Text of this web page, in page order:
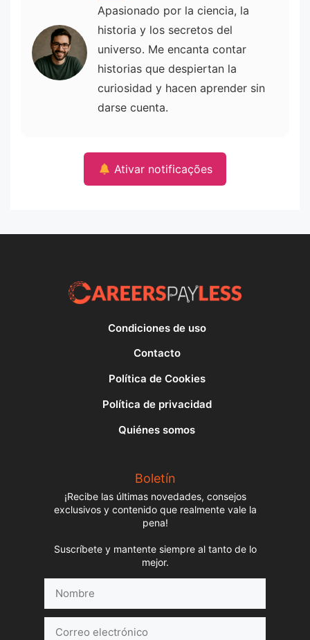
Apasionado por la ciencia, la
historia y los secretos del
universo. Me encanta contar
historias que despiertan la
curiosidad y hacen aprender sin
darse cuenta.
Ativar notificações
Condiciones de uso
Contacto
Política de Cookies
Política de privacidad
Quiénes somos
Boletín
¡Recibe las últimas novedades, consejos
exclusivos y contenido que realmente vale la
pena!
Suscríbete y mantente siempre al tanto de lo
mejor.